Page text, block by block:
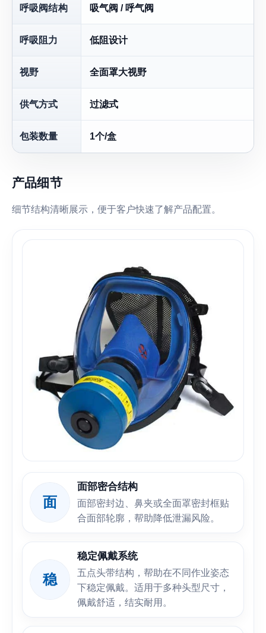
呼吸阀结构 吸气阀 / 呼气阀
呼吸阻力 低阻设计
视野 全面罩大视野
供气方式 过滤式
包装数量 1个/盒
产品细节
细节结构清晰展示，便于客户快速了解产品配置。
面
面部密合结构
面部密封边、鼻夹或全面罩密封框贴
合面部轮廓，帮助降低泄漏风险。
稳
稳定佩戴系统
五点头带结构，帮助在不同作业姿态
下稳定佩戴。适用于多种头型尺寸，
佩戴舒适，结实耐用。